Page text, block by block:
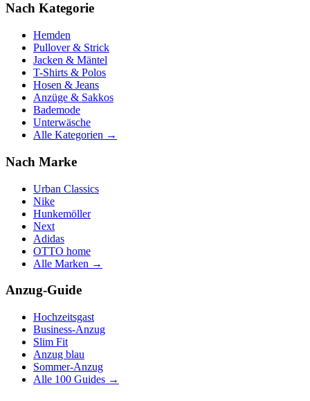
Nach Kategorie
Hemden
Pullover & Strick
Jacken & Mäntel
T-Shirts & Polos
Hosen & Jeans
Anzüge & Sakkos
Bademode
Unterwäsche
Alle Kategorien →
Nach Marke
Urban Classics
Nike
Hunkemöller
Next
Adidas
OTTO home
Alle Marken →
Anzug-Guide
Hochzeitsgast
Business-Anzug
Slim Fit
Anzug blau
Sommer-Anzug
Alle 100 Guides →